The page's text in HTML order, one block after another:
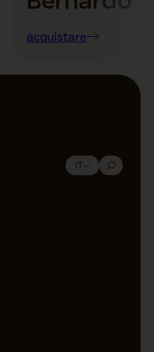
acquistare
Barry Shop IT